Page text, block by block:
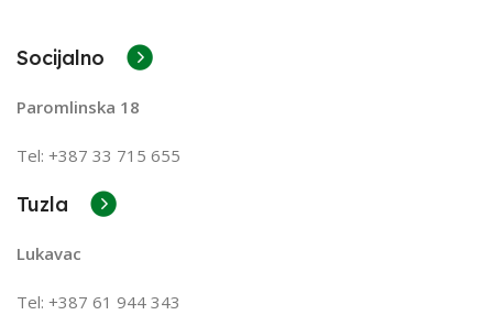
Socijalno
Paromlinska 18
Tel: +387 33 715 655
Tuzla
Lukavac
Tel: +387 61 944 343